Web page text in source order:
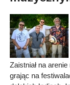
Zaistniał na
grając na